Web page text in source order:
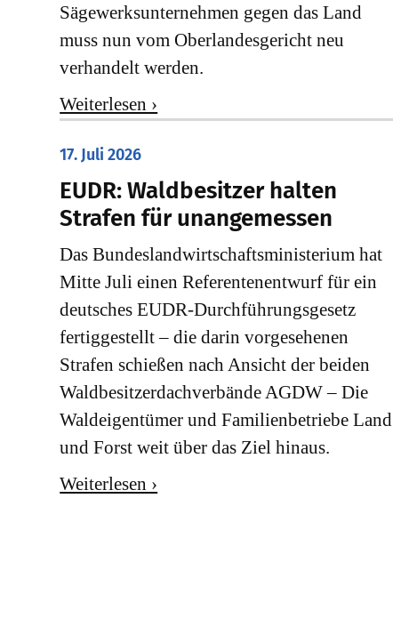
Sägewerksunternehmen gegen das Land
muss nun vom Oberlandesgericht neu
verhandelt werden.
Weiterlesen ›
17. Juli 2026
EUDR: Waldbesitzer halten
Strafen für unangemessen
Das Bundeslandwirtschaftsministerium hat
Mitte Juli einen Referentenentwurf für ein
deutsches EUDR-Durchführungsgesetz
fertiggestellt – die darin vorgesehenen
Strafen schießen nach Ansicht der beiden
Waldbesitzerdachverbände AGDW – Die
Waldeigentümer und Familienbetriebe Land
und Forst weit über das Ziel hinaus.
Weiterlesen ›